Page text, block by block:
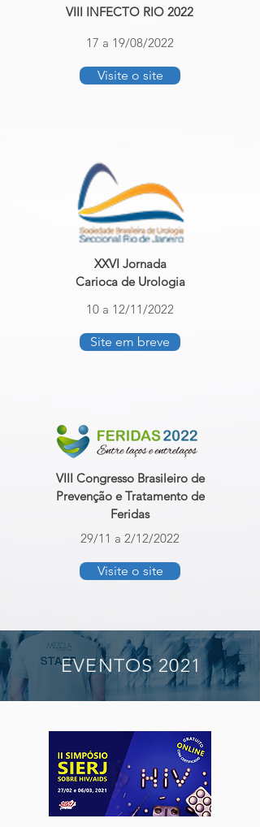
VIII INFECTO RIO 2022
17 a 19/08/2022
Visite o site
XXVI Jornada
Carioca de Urologia
10 a 12/11/2022
Site em breve
VIII Congresso Brasileiro de
Prevenção e Tratamento de
Feridas
29/11 a 2/12/2022
Visite o site
EVENTOS 2021